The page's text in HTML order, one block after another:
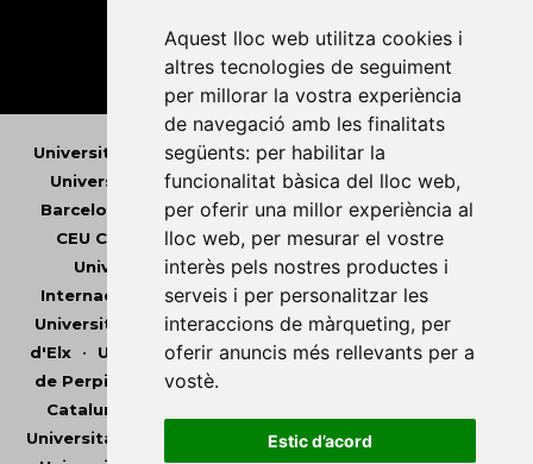
Aquest lloc web utilitza cookies i
altres tecnologies de seguiment
per millorar la vostra experiència
de navegació amb les finalitats
següents: per habilitar la
funcionalitat bàsica del lloc web,
per oferir una millor experiència al
lloc web, per mesurar el vostre
interès pels nostres productes i
serveis i per personalitzar les
interaccions de màrqueting, per
oferir anuncis més rellevants per a
vostè.
Estic d’acord
Universitat Abat Oliba CEU•Universitat d'Alacant
Universitat d'Andorra•Universitat Autònoma de
Barcelona
Universitat de Barcelona•Universitat
CEU Cardenal Herrera
•Universitat de Girona
Universitat de les Illes Balears•Universitat
Internacional de Catalunya •Universitat Jaume I
Universitat de Lleida•Universitat Miguel Hernández
d'Elx• Universitat Oberta de Catalunya•Universitat
de Perpinyà Via Domitia
Catalunya
Universitat Pompeu Fabra
•Universitat Ramon Llull